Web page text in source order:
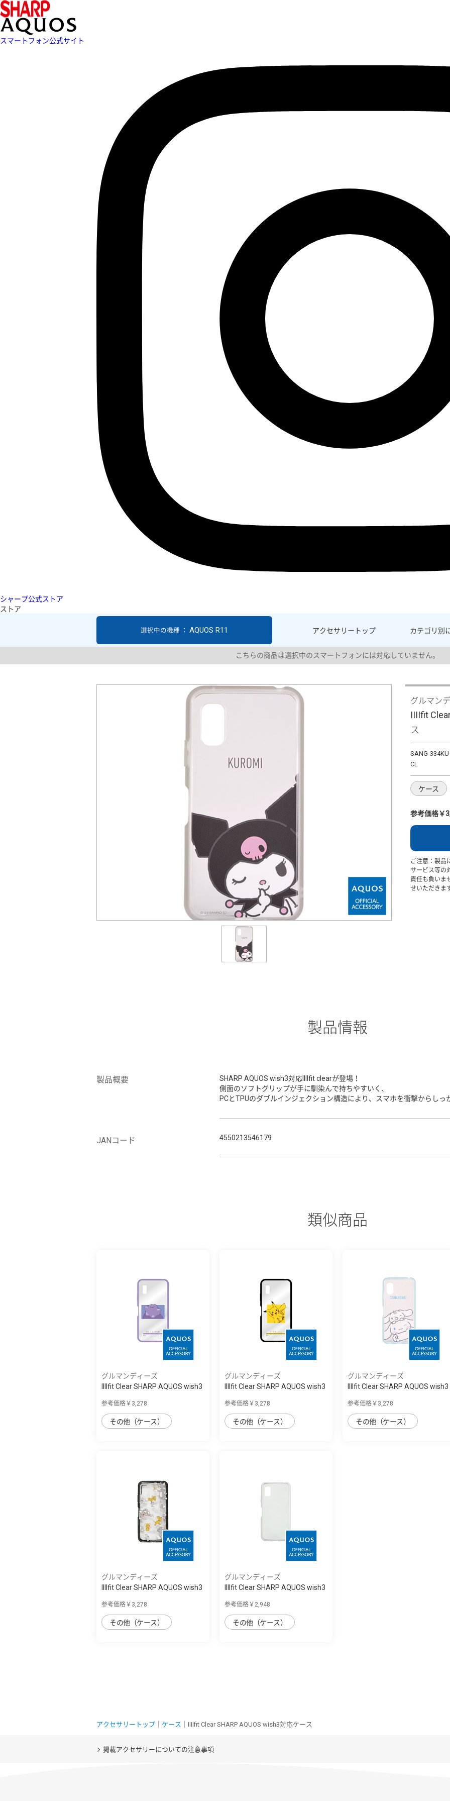
スマートフォン公式サイト
シャープ公式ストア
ストア
アクセサリー トップ カテゴリ別
選択中の機種 ： AQUOS R11
こちらの商品は選択中のスマートフォンには対応していません。
グルマン
IIIIfit
ス
SANG-
CL
ケース
参考価格￥
ご注意：製品
サービス等の
責任も負いま
せいただきま
製品情報
製品概要
SHARP AQUOS wish3対応IIIIfit clearが登場！
側面のソフトグリップが手に馴染んで持ちやすいく、
PCとTPUのダブルインジェクション構造により、スマホを衝撃からしっ
JANコード 4550213546179
類似商品
グルマンディーズ
IIIIfit Clear SHARP AQUOS wish3
参考価格￥3,278
その他（ケース）
グルマンディーズ
IIIIfit Clear SHARP AQUOS wish3
参考価格￥3,278
その他（ケース）
グルマンディーズ
IIIIfit Clear SHARP AQUOS wish3
参考価格￥3,278
その他（ケース）
グルマンディーズ
IIIIfit Clear SHARP AQUOS wish3
参考価格￥3,278
その他（ケース）
グルマンディーズ
IIIIfit Clear SHARP AQUOS wish3
参考価格￥2,948
その他（ケース）
アクセサリートップ ケース ｜IIIIfit Clear SHARP AQUOS wish3対応ケース
掲載アクセサリーについての注意事項